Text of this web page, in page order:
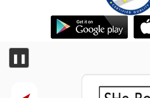
❚❚